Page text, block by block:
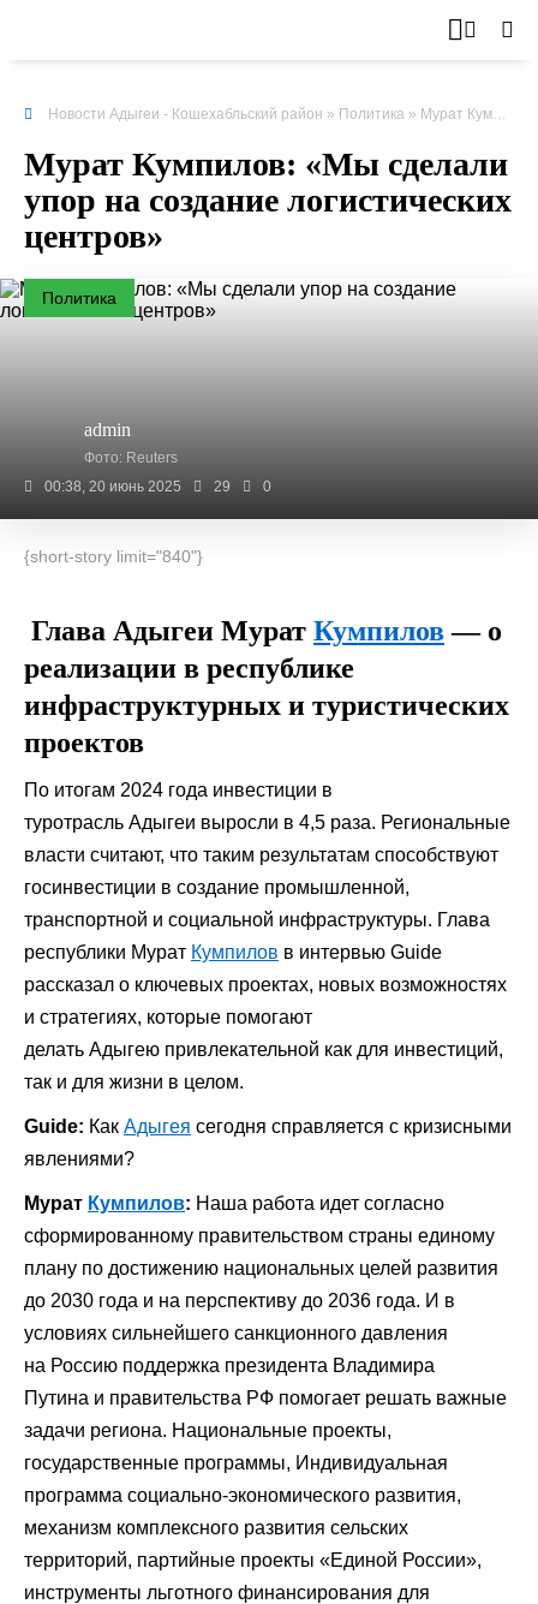
Новости Адыгеи - Кошехабльский район » Политика » Мурат Кумпилов
Мурат Кумпилов: «Мы сделали
упор на создание логистических
центров»
Политика
admin
Фото: Reuters
00:38, 20 июнь 2025
29 0
{short-story limit="840"}
Глава Адыгеи Мурат Кумпилов — о
реализации в республике
инфраструктурных и туристических
проектов
По итогам 2024 года инвестиции в
туротрасль Адыгеи выросли в 4,5 раза. Региональные
власти считают, что таким результатам способствуют
госинвестиции в создание промышленной,
транспортной и социальной инфраструктуры. Глава
республики Мурат Кумпилов в интервью Guide
рассказал о ключевых проектах, новых возможностях
и стратегиях, которые помогают
делать Адыгею привлекательной как для инвестиций,
так и для жизни в целом.
Guide: Как Адыгея сегодня справляется с кризисными
явлениями?
Мурат Кумпилов: Наша работа идет согласно
сформированному правительством страны единому
плану по достижению национальных целей развития
до 2030 года и на перспективу до 2036 года. И в
условиях сильнейшего санкционного давления
на Россию поддержка президента Владимира
Путина и правительства РФ помогает решать важные
задачи региона. Национальные проекты,
государственные программы, Индивидуальная
программа социально-экономического развития,
механизм комплексного развития сельских
территорий, партийные проекты «Единой России»,
инструменты льготного финансирования для